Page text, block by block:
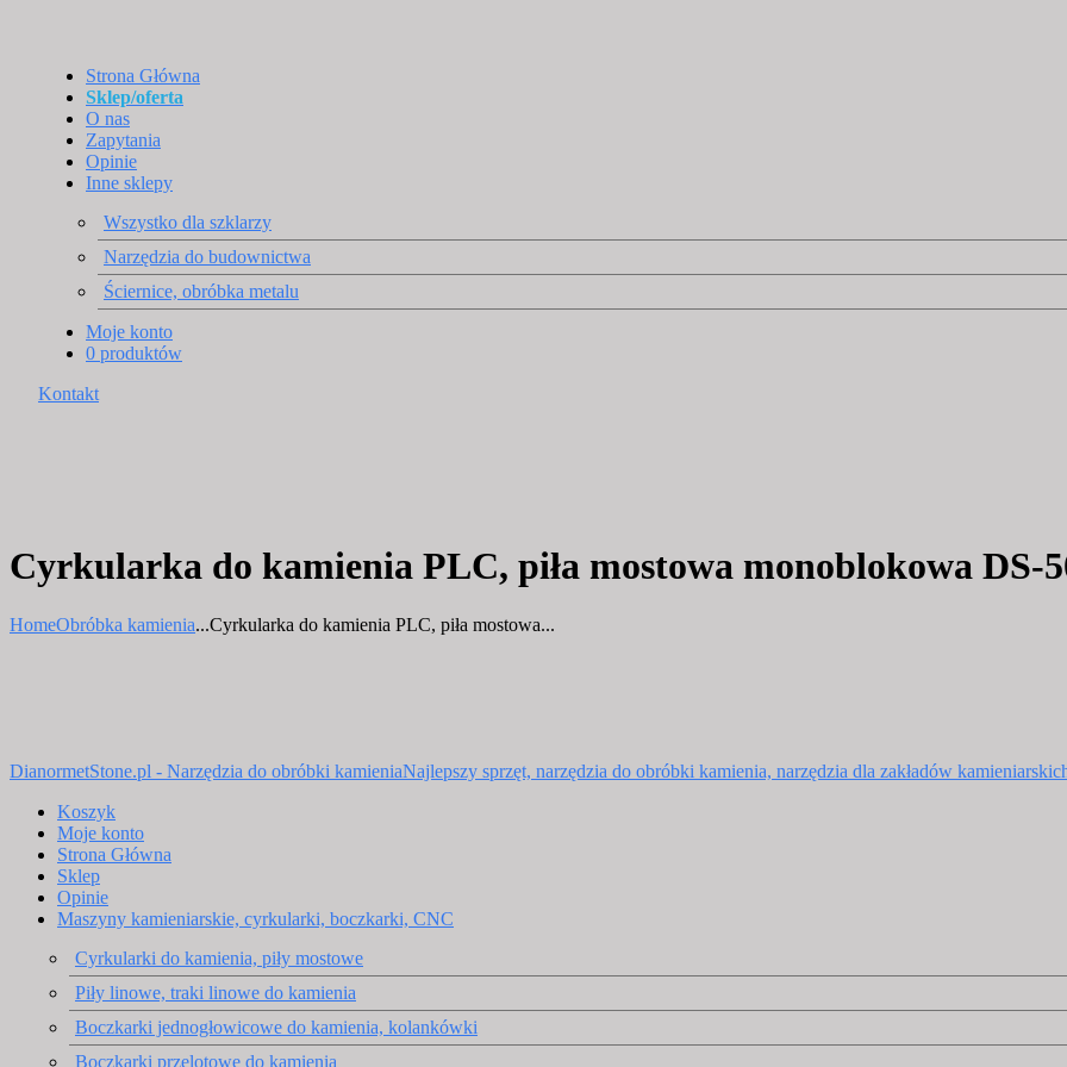
Strona Główna
Sklep/oferta
O nas
Zapytania
Opinie
Inne sklepy
Wszystko dla szklarzy
Narzędzia do budownictwa
Ściernice, obróbka metalu
Moje konto
0 produktów
Kontakt
Cyrkularka do kamienia PLC, piła mostowa monoblokowa DS-
HomeObróbka kamienia...Cyrkularka do kamienia PLC, piła mostowa...
DianormetStone.pl - Narzędzia do obróbki kamieniaNajlepszy sprzęt, narzędzia do obróbki kamienia, narzędzia dla zakładów
Koszyk
Moje konto
Strona Główna
Sklep
Opinie
Maszyny kamieniarskie, cyrkularki, boczkarki, CNC
Cyrkularki do kamienia, piły mostowe
Piły linowe, traki linowe do kamienia
Boczkarki jednogłowicowe do kamienia, kolankówki
Boczkarki przelotowe do kamienia